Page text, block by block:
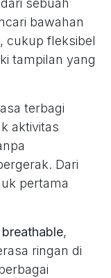
dari sebuah
bawahan
cukup fleksibel
tampilan yang
terbagi
aktivitas
Dari
pertama
,
ringan di